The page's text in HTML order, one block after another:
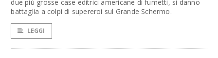
due più grosse case editrici americane di fumetti, si danno
battaglia a colpi di supereroi sul Grande Schermo.
LEGGI